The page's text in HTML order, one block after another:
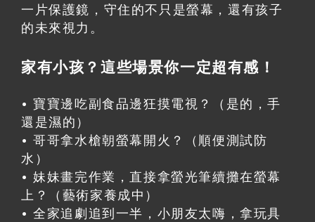
一片保護鏡，守住的不只是螢幕，還有孩子
的未來視力。
家有小孩？這些場景你一定超有感！
• 寶寶邊吃副食品邊狂摸電視？（是的，手
還是濕的）
• 哥哥拿水槍朝螢幕開火？（順便測試防
水）
• 妹妹畫完作業，直接拿螢光筆續攤在螢幕
上？（藝術家養成中）
• 全家追劇追到一半，小朋友太嗨，拿玩具